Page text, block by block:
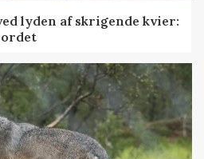
lyden af skrigende kvier: